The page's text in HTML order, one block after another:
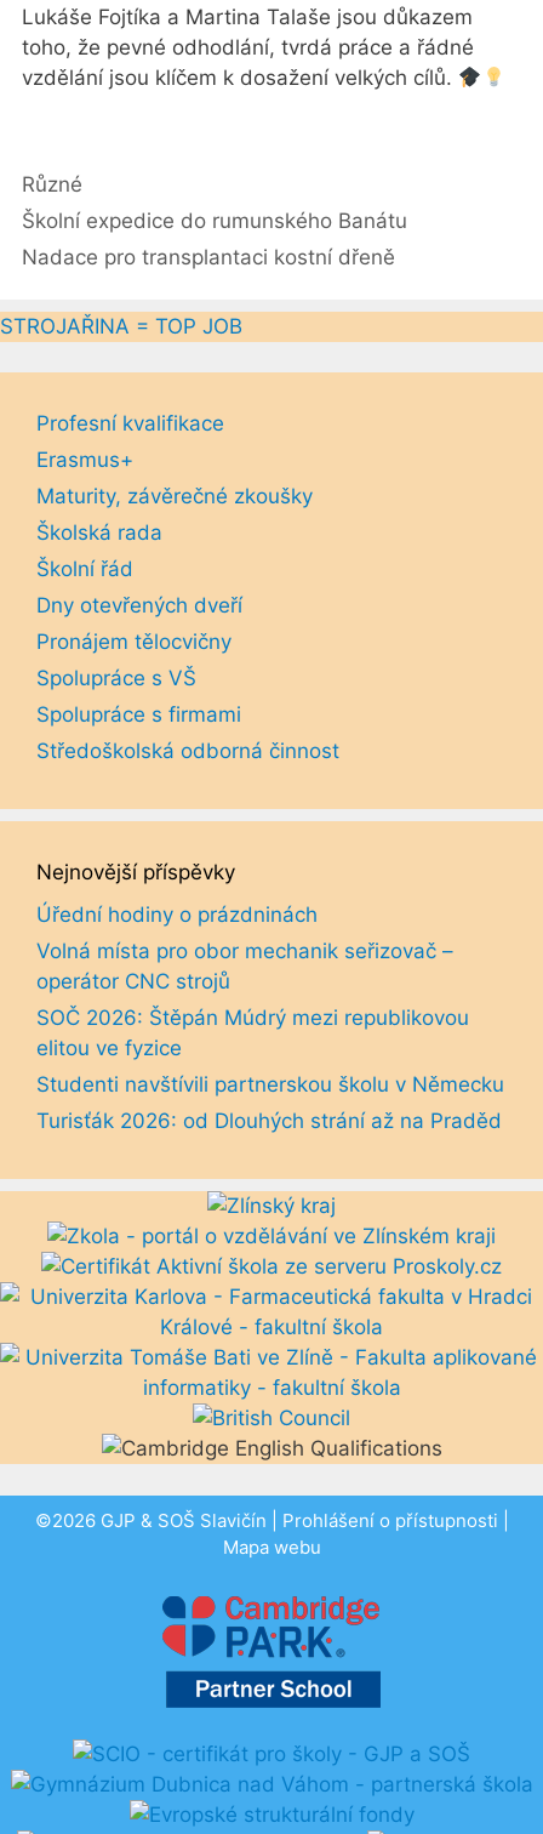
Lukáše Fojtíka a Martina Talaše jsou důkazem
toho, že pevné odhodlání, tvrdá práce a řádné
vzdělání jsou klíčem k dosažení velkých cílů.
Rubriky
Různé
Školní expedice do rumunského Banátu
Nadace pro transplantaci kostní dřeně
STROJAŘINA = TOP JOB
Profesní kvalifikace
Erasmus+
Maturity, závěrečné zkoušky
Školská rada
Školní řád
Dny otevřených dveří
Pronájem tělocvičny
Spolupráce s VŠ
Spolupráce s firmami
Středoškolská odborná činnost
Nejnovější příspěvky
Úřední hodiny o prázdninách
Volná místa pro obor mechanik seřizovač –
operátor CNC strojů
SOČ 2026: Štěpán Múdrý mezi republikovou
elitou ve fyzice
Studenti navštívili partnerskou školu v Německu
Turisťák 2026: od Dlouhých strání až na Praděd
©2026 GJP & SOŠ Slavičín | Prohlášení o přístupnosti
Mapa webu